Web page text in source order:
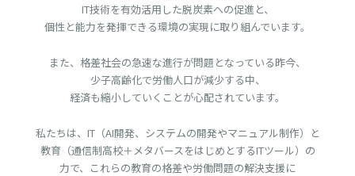
IT技術を有効活用した脱炭素への促進と、
個性と能力を発揮できる環境の実現に取り組んでいます。
また、格差社会の急速な進行が問題となっている昨今、
少子高齢化で労働人口が減少する中、
経済も縮小していくことが心配されています。
私たちは、 IT（AI開発、システムの開発やマニュアル制作）と
教育（通信制高校＋メタバースをはじめとするITツール）の
力で、これらの教育の格差や労働問題の解決支援に